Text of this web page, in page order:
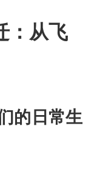
：从飞
的日常生